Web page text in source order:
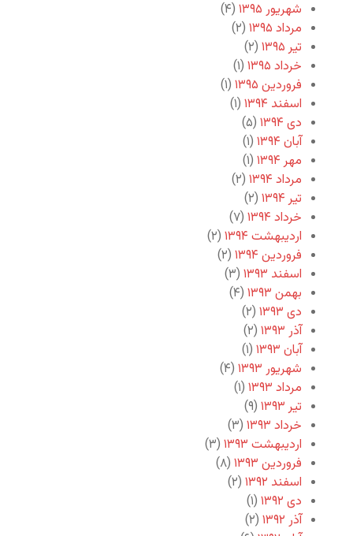
شهریور ۱۳۹۵
(۴)
مرداد ۱۳۹۵
(۲)
تیر ۱۳۹۵
(۲)
خرداد ۱۳۹۵
(۱)
فروردین ۱۳۹۵
(۱)
اسفند ۱۳۹۴
(۱)
دی ۱۳۹۴
(۵)
آبان ۱۳۹۴
(۱)
مهر ۱۳۹۴
(۱)
مرداد ۱۳۹۴
(۲)
تیر ۱۳۹۴
(۲)
خرداد ۱۳۹۴
(۷)
اردیبهشت ۱۳۹۴
(۲)
فروردین ۱۳۹۴
(۲)
اسفند ۱۳۹۳
(۳)
بهمن ۱۳۹۳
(۴)
دی ۱۳۹۳
(۲)
آذر ۱۳۹۳
(۲)
آبان ۱۳۹۳
(۱)
شهریور ۱۳۹۳
(۴)
مرداد ۱۳۹۳
(۱)
تیر ۱۳۹۳
(۹)
خرداد ۱۳۹۳
(۳)
اردیبهشت ۱۳۹۳
(۳)
فروردین ۱۳۹۳
(۸)
اسفند ۱۳۹۲
(۲)
دی ۱۳۹۲
(۱)
آذر ۱۳۹۲
(۲)